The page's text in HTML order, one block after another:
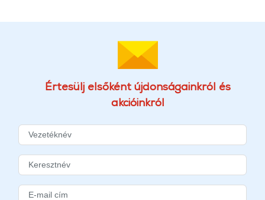
Értesülj elsőként újdonságainkról és
akcióinkról